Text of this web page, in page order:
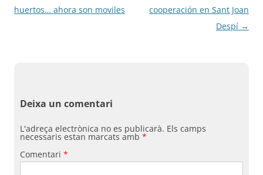
per
huertos… ahora son moviles
cooperación en Sant Joan
Despí →
Deixa un comentari
L'adreça electrònica no es publicarà. Els camps
necessaris estan marcats amb *
Comentari *